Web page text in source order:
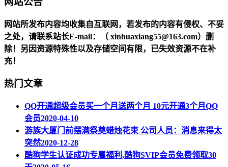
网站所发布内容均收集自互联网，若发布的内容有侵权、不妥
之处，请联系站长E-mail：（ xinhuaxiang55@163.com）删
除！另因资源特殊性以及存储空间有限，已失效资源不在补
充！
热门文章
QQ开通超级会员买一个月送两个月 10元开通3个月QQ
会员2020-04-10
游族大厦门前摆满祭奠蜡烛花束 公司人员：消息来得太
突然2020-12-28
酷狗学生认证成功专属福利,酷狗SVIP会员免费领取30